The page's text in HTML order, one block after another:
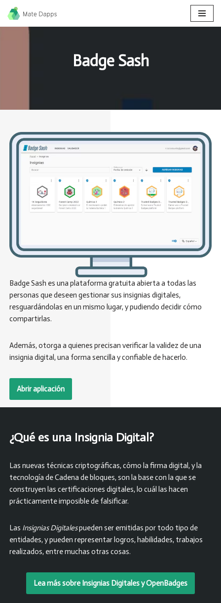
Ir
Badge Sash
Badge Sash es una plataforma gratuita abierta a todas las
personas que deseen gestionar sus insignias digitales,
resguardándolas en un mismo lugar, y pudiendo decidir cómo
compartirlas.
Además, otorga a quienes precisan verificar la validez de una
insignia digital, una forma sencilla y confiable de hacerlo.
Abrir aplicación
¿Qué es una Insignia Digital?
Las nuevas técnicas criptográficas, cómo la firma digital, y la
tecnología de Cadena de bloques, son la base con la que se
construyen las certificaciones digitales, lo cuál las hacen
prácticamente imposible de falsificar.
Las Insignias Digitalespueden ser emitidas por todo tipo de
entidades, y pueden representar logros, habilidades, trabajos
realizados, entre muchas otras cosas.
Lea más sobre Insignias Digitales y OpenBadges